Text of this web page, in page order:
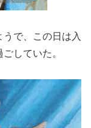
で、この日は入
していた。